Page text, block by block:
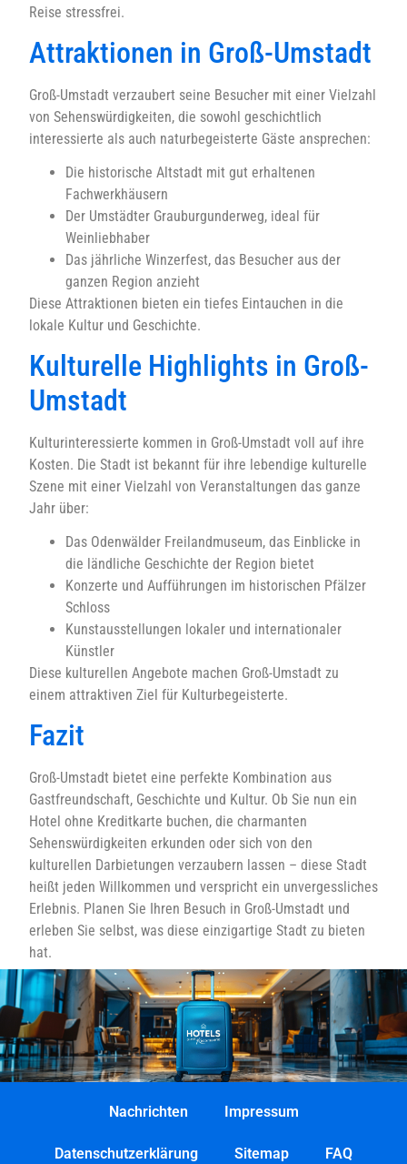
Reise stressfrei.
Attraktionen in Groß-Umstadt
Groß-Umstadt verzaubert seine Besucher mit einer Vielzahl
von Sehenswürdigkeiten, die sowohl geschichtlich
interessierte als auch naturbegeisterte Gäste ansprechen:
Die historische Altstadt mit gut erhaltenen
Fachwerkhäusern
Der Umstädter Grauburgunderweg, ideal für
Weinliebhaber
Das jährliche Winzerfest, das Besucher aus der
ganzen Region anzieht
Diese Attraktionen bieten ein tiefes Eintauchen in die
lokale Kultur und Geschichte.
Kulturelle Highlights in Groß-
Umstadt
Kulturinteressierte kommen in Groß-Umstadt voll auf ihre
Kosten. Die Stadt ist bekannt für ihre lebendige kulturelle
Szene mit einer Vielzahl von Veranstaltungen das ganze
Jahr über:
Das Odenwälder Freilandmuseum, das Einblicke in
die ländliche Geschichte der Region bietet
Konzerte und Aufführungen im historischen Pfälzer
Schloss
Kunstausstellungen lokaler und internationaler
Künstler
Diese kulturellen Angebote machen Groß-Umstadt zu
einem attraktiven Ziel für Kulturbegeisterte.
Fazit
Groß-Umstadt bietet eine perfekte Kombination aus
Gastfreundschaft, Geschichte und Kultur. Ob Sie nun ein
Hotel ohne Kreditkarte buchen, die charmanten
Sehenswürdigkeiten erkunden oder sich von den
kulturellen Darbietungen verzaubern lassen – diese Stadt
heißt jeden Willkommen und verspricht ein unvergessliches
Erlebnis. Planen Sie Ihren Besuch in Groß-Umstadt und
erleben Sie selbst, was diese einzigartige Stadt zu bieten
hat.
Nachrichten Impressum
Datenschutzerklärung Sitemap FAQ